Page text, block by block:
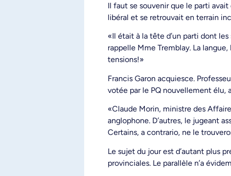
Il faut se souvenir que le parti
libéral et se retrouvait en terrain
«Il était à la tête d’un parti dont
rappelle Mme Tremblay. La
tensions!»
Francis Garon acquiesce.
votée par le PQ nouvellement élu,
«Claude Morin, ministre des
anglophone. D’autres, le jugeant
Certains, a contrario, ne le
Le sujet du jour est d’autant plus
provinciales. Le parallèle n’a